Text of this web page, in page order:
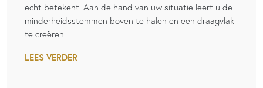
echt betekent. Aan de hand van uw situatie leert u de
minderheidsstemmen boven te halen en een draagvlak
te creëren.
LEES VERDER